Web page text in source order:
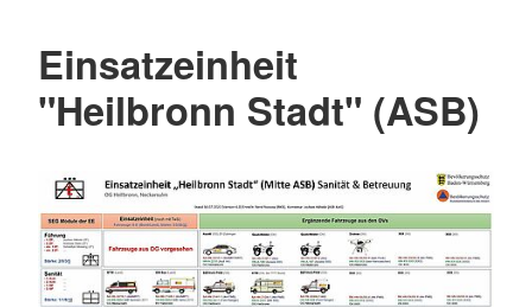
Einsatzeinheit
"Heilbronn Stadt" (ASB)